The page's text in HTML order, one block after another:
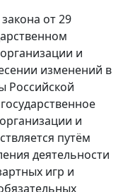
от 29
и
изменений в
Российской
и
путём
деятельности
игр и